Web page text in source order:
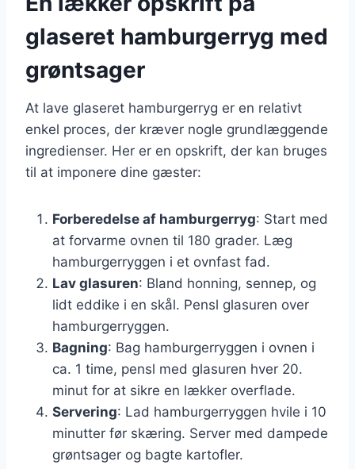
glaseret hamburgerryg med
grøntsager
At lave glaseret hamburgerryg er en relativt
enkel proces, der kræver nogle grundlæggende
ingredienser. Her er en opskrift, der kan bruges
til at imponere dine gæster:
Forberedelse af hamburgerryg: Start med
at forvarme ovnen til 180 grader. Læg
hamburgerryggen i et ovnfast fad.
Lav glasuren: Bland honning, sennep, og
lidt eddike i en skål. Pensl glasuren over
hamburgerryggen.
Bagning: Bag hamburgerryggen i ovnen i
ca. 1 time, pensl med glasuren hver 20.
minut for at sikre en lækker overflade.
Servering: Lad hamburgerryggen hvile i 10
minutter før skæring. Server med dampede
grøntsager og bagte kartofler.